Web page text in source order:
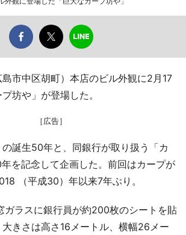
市中区胡町）本店のビル外観に2月17
坊や」が登場した。
［広告］
誕生50年と、同銀行が取り扱う「カ
を記念して企画した。前回はカープが
（平成30）年以来7年ぶり。
ラスに銀行員が約200枚のシートを貼
大きさは高さ16メートル、横幅26メー